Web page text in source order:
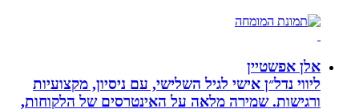
אלן אפשטיין
ליווי נדל״ן אישי לגיל השלישי, עם ניסיון, מקצועיות
ורגישות. שמירה מלאה על האינטרסים של הלקוחות,